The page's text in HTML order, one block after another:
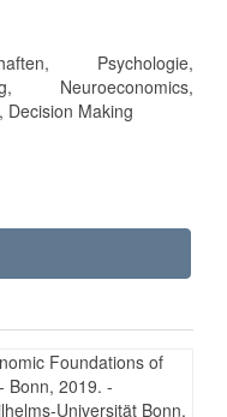
Psychologie,
Neuroeconomics,
Decision Making
Foundations of
Bonn, 2019. -
Universität Bonn.